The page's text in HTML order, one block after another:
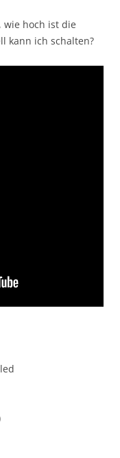
wie hoch ist die
kann ich schalten?